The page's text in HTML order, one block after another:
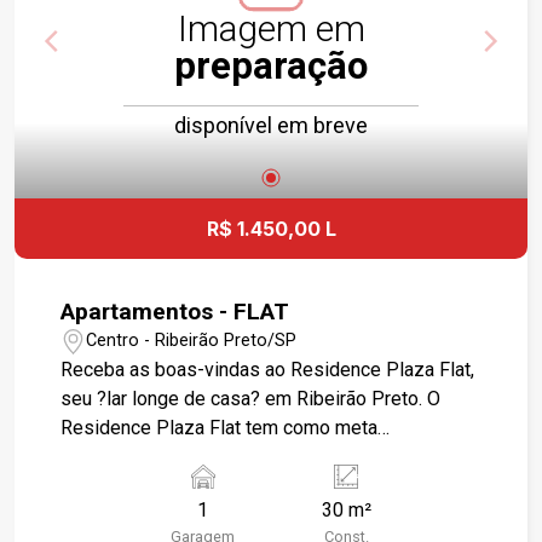
Imagem em
preparação
disponível em breve
R$ 1.450,00 L
Apartamentos - FLAT
Centro - Ribeirão Preto/SP
Receba as boas-vindas ao Residence Plaza Flat,
seu ?lar longe de casa? em Ribeirão Preto. O
Residence Plaza Flat tem como meta
agradável, motivo pelo qual vários hóspedes
retornam todos os anos. A proximidade de alguns
1
Garagem
30 m²
Const.